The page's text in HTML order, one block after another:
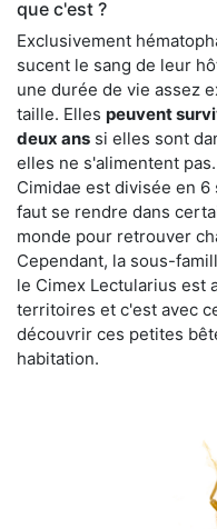
que c'est ?
Exclusivement
sucent le sang de leur
une durée de vie assez
taille. Elles peuvent
deux ans si elles sont
elles ne s'alimentent
Cimidae est divisée en
faut se rendre dans
monde pour retrouver
Cependant, la sous-
le Cimex Lectularius est
territoires et c'est avec
découvrir ces petites
habitation.